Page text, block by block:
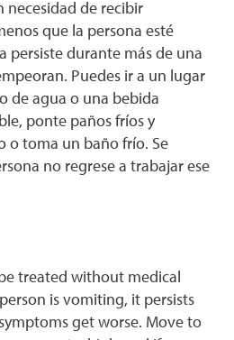
necesidad de recibir
que la persona esté
persiste durante más de una
Puedes ir a un lugar
de agua o una bebida
ponte paños fríos y
o toma un baño frío. Se
no regrese a trabajar ese
treated without medical
is vomiting, it persists
get worse. Move to